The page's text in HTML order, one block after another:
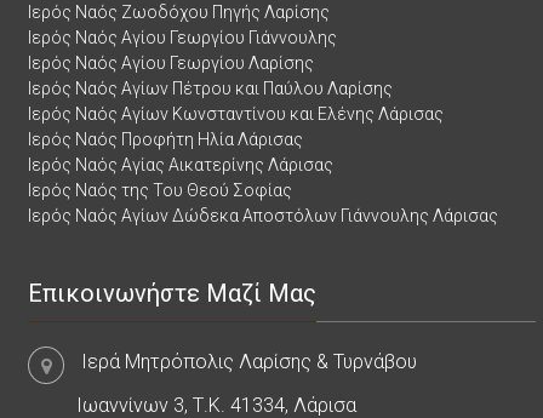
Ιερός Ναός Ζωοδόχου Πηγής Λαρίσης
Ιερός Ναός Αγίου Γεωργίου Γιάννουλης
Ιερός Ναός Αγίου Γεωργίου Λαρίσης
Ιερός Ναός Αγίων Πέτρου και Παύλου Λαρίσης
Ιερός Ναός Αγίων Κωνσταντίνου και Ελένης Λάρισας
Ιερός Ναός Προφήτη Ηλία Λάρισας
Ιερός Ναός Αγίας Αικατερίνης Λάρισας
Ιερός Ναός της Του Θεού Σοφίας
Ιερός Ναός Αγίων Δώδεκα Αποστόλων Γιάννουλης Λάρισας
Επικοινωνήστε Μαζί Μας
Ιερά Μητρόπολις Λαρίσης & Τυρνάβου
Ιωαννίνων 3, Τ.Κ. 41334, Λάρισα